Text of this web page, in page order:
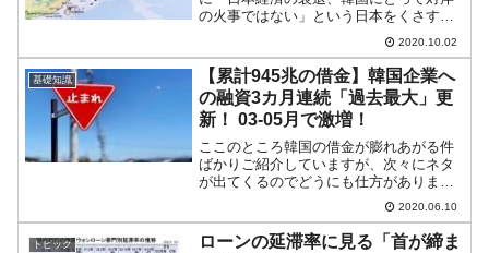
の火事ではない」という日本をくさす記
事が出ました。要約すれば「日本経済の
停滞がこれからも続くぞ」という大きな
お世話な内容です。同記事で完全に誤っ
ているのは、消費税引き上...
2020.10.02
基礎知識
【累計945兆の借金】韓国企業へ
の融資3カ月連続「過去最大」更
新！ 03-05月で激増！
ここのところ韓国の借金が膨れあがる件
ばかりご紹介していますが、次々にネタ
が出てくるのでどうにも仕方がありませ
ん。今度は、韓国企業への銀行融資の件
です。この新型コロナウイルス騒動で韓
国企業はどこも資金繰りに苦しんでお
2020.06.10
トピック
ローンの延滞率に見る「首が締ま